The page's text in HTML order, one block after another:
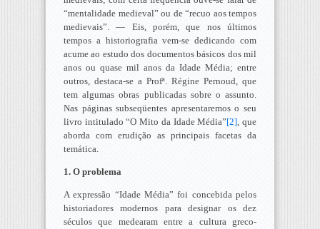
“mentalidade medieval” ou de “recuo aos tempos
medievais”. — Eis, porém, que nos últimos
tempos a historiografia vem-se dedicando com
acume ao estudo dos documentos básicos dos mil
anos ou quase mil anos da Idade Média; entre
outros, destaca-se a Profª. Régine Pernoud, que
tem algumas obras publicadas sobre o assunto.
Nas páginas subseqüentes apresentaremos o seu
livro intitulado “O Mito da Idade Média”[2], que
aborda com erudição as principais facetas da
temática.
1. O problema
A expressão “Idade Média” foi concebida pelos
historiadores modernos para designar os dez
séculos que medearam entre a cultura greco-